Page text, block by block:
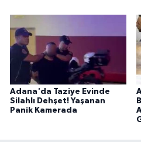
Adana'da Taziye Evinde
Silahlı Dehşet! Yaşanan
Panik Kamerada